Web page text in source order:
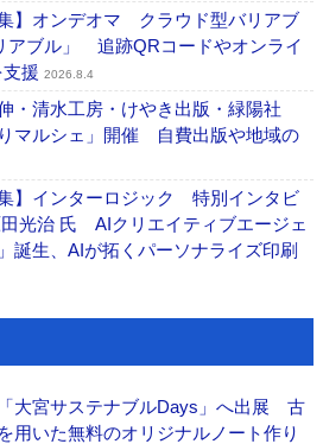
】オンデオマ クラウド型バリアブ
アブル」 追跡QRコードやオンライ
援 2026.8.4
・清水工房・けやき出版・緑陽社
マルシェ」開催 自費出版や地域の
】インターロジック 特別インタビ
光治 氏 AIクリエイティブエージェ
誕生、AIが拓くパーソナライズ印刷
大宮サステナブルDays」へ出展 古
用いた無料のオリジナルノート作り